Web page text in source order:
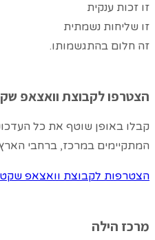
זו זכות ענקית
זו שליחות נשמתית
זה חלום בהתגשמותו.
הצטרפו לקבוצת וואצאפ
קבלו באופן שוטף את כל
המתקיימים במרכז, ברחבי
הצטרפות לקבוצת וואצאפ
מרכז הילה